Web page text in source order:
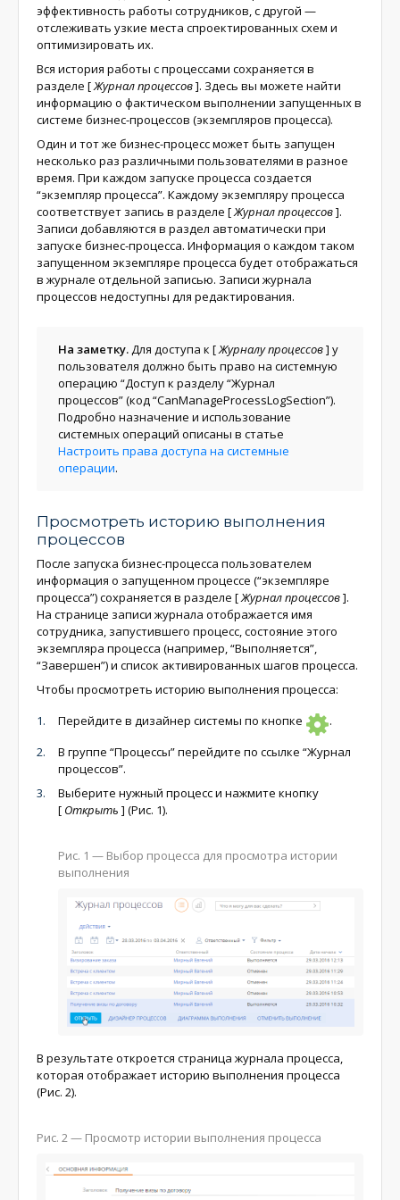
эффективность работы сотрудников, с другой —
отслеживать узкие места спроектированных схем и
оптимизировать их.
Вся история работы с процессами сохраняется в
разделе [Журнал процессов]. Здесь вы можете найти
информацию о фактическом выполнении запущенных в
системе бизнес-процессов (экземпляров процесса).
Один и тот же бизнес-процесс может быть запущен
несколько раз различными пользователями в разное
время. При каждом запуске процесса создается
“экземпляр процесса”. Каждому экземпляру процесса
соответствует запись в разделе [Журнал процессов].
Записи добавляются в раздел автоматически при
запуске бизнес-процесса. Информация о каждом таком
запущенном экземпляре процесса будет отображаться
в журнале отдельной записью. Записи журнала
процессов недоступны для редактирования.
На заметку.Для доступа к [Журналу процессов] у
пользователя должно быть право на системную
операцию “Доступ к разделу “Журнал
процессов” (код “CanManageProcessLogSection”).
Подробно назначение и использование
системных операций описаны в статье
Настроить права доступа на системные
операции.
Просмотреть историю выполнения
процессов
После запуска бизнес-процесса пользователем
информация о запущенном процессе (“экземпляре
процесса”) сохраняется в разделе [Журнал процессов].
На странице записи журнала отображается имя
сотрудника, запустившего процесс, состояние этого
экземпляра процесса (например, “Выполняется”,
“Завершен”) и список активированных шагов процесса.
Чтобы просмотреть историю выполнения процесса:
Перейдите в дизайнер системы по кнопке
.
В группе “Процессы” перейдите по ссылке “Журнал
процессов”.
Выберите нужный процесс и нажмите кнопку
[ Открыть ] (Рис. 1).
Рис. 1 — Выбор процесса для просмотра истории
выполнения
В результате откроется страница журнала процесса,
которая отображает историю выполнения процесса
(Рис. 2).
Рис. 2 — Просмотр истории выполнения процесса